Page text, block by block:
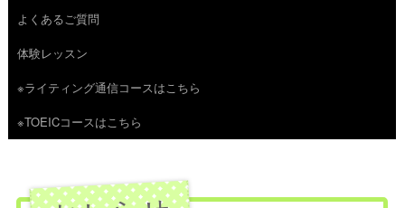
ツ
へ
ス
キ
よくあるご質問
体験レッスン
※ライティング通信コースはこちら
※TOEICコースはこちら